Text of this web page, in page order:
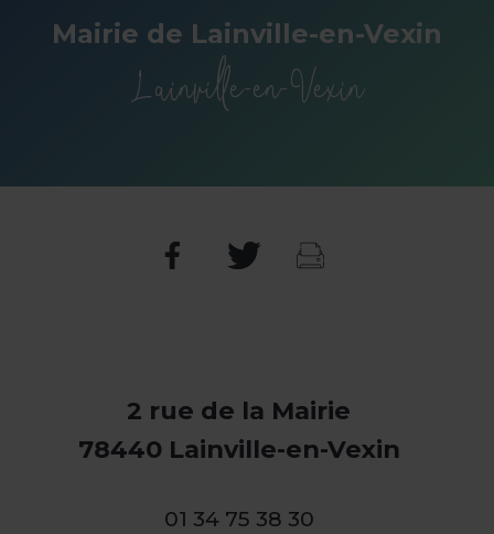
Mairie de Lainville-en-Vexin
Lainville-en-Vexin
2 rue de la Mairie
78440 Lainville-en-Vexin
01 34 75 38 30